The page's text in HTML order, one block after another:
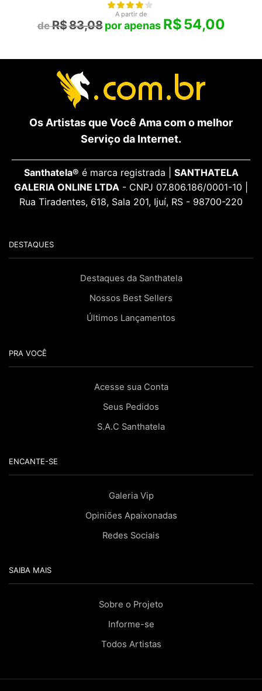
A partir de
R$83,08 R$54,00
Os Artistas que Você Ama com o melhor
Serviço da Internet.
Santhatela® é marca registrada | SANTHATELA
GALERIA ONLINE LTDA - CNPJ 07.806.186/0001-10 |
Rua Tiradentes, 618, Sala 201, Ijuí, RS - 98700-220
DESTAQUES
Destaques da Santhatela
Nossos Best Sellers
Últimos Lançamentos
PRA VOCÊ
Acesse sua Conta
Seus Pedidos
S.A.C Santhatela
ENCANTE-SE
Galeria Vip
Opiniões Apaixonadas
Redes Sociais
SAIBA MAIS
Sobre o Projeto
Informe-se
Todos Artistas